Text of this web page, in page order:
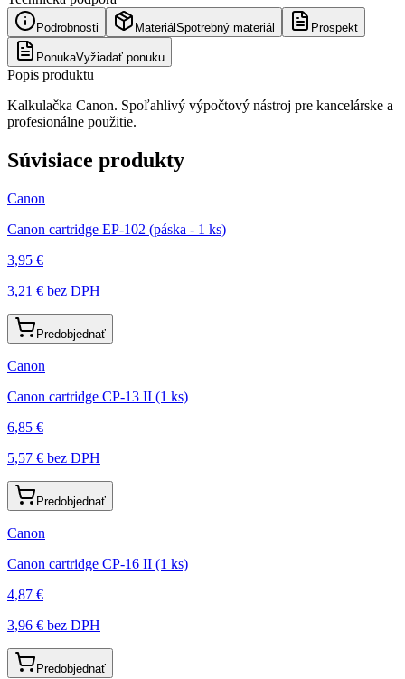
Podrobnosti Materiál Spotrebný materiál Prospekt
PonukaVyžiadať ponuku
Popis produktu
Kalkulačka Canon. Spoľahlivý výpočtový nástroj pre kancelárske a
profesionálne použitie.
Súvisiace produkty
Canon
Canon cartridge EP-102 (páska - 1 ks)
3,95 €
3,21 € bez DPH
Predobjednať
Canon
Canon cartridge CP-13 II (1 ks)
6,85 €
5,57 € bez DPH
Predobjednať
Canon
Canon cartridge CP-16 II (1 ks)
4,87 €
3,96 € bez DPH
Predobjednať